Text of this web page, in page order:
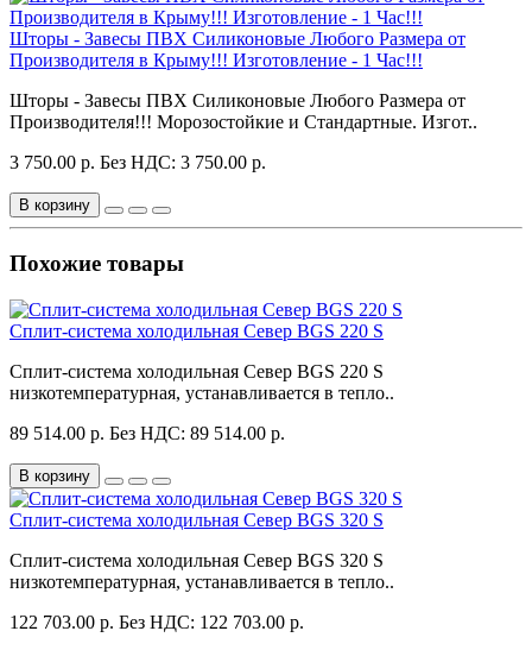
Шторы - Завесы ПВХ Силиконовые Любого Размера от
Производителя в Крыму!!! Изготовление - 1 Час!!!
Шторы - Завесы ПВХ Силиконовые Любого Размера от
Производителя!!! Морозостойкие и Стандартные. Изгот..
3 750.00 р. Без НДС: 3 750.00 р.
В корзину
Похожие товары
Сплит-система холодильная Север BGS 220 S
Сплит-система холодильная Север BGS 220 S
низкотемпературная, устанавливается в тепло..
89 514.00 р. Без НДС: 89 514.00 р.
В корзину
Сплит-система холодильная Север BGS 320 S
Сплит-система холодильная Север BGS 320 S
низкотемпературная, устанавливается в тепло..
122 703.00 р. Без НДС: 122 703.00 р.